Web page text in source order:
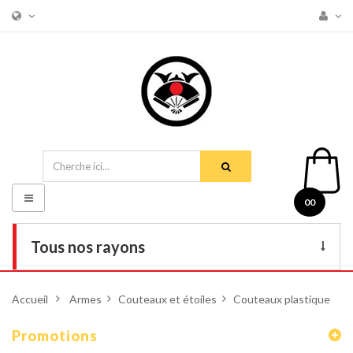
00
Tous nos rayons
Armes
Basculer
la
navigation
Accueil > Armes > Couteaux et étoiles > Couteaux plastique
Promotions